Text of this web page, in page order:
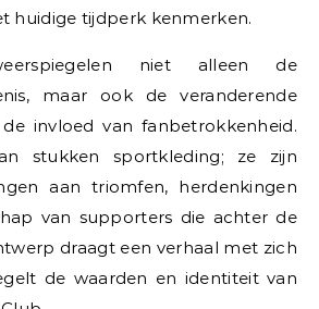
huidige tijdperk kenmerken.
niet alleen de
maar ook de veranderende
invloed van fanbetrokkenheid.
stukken sportkleding; ze zijn
aan triomfen, herdenkingen
van supporters die achter de
draagt een verhaal met zich
de waarden en identiteit van